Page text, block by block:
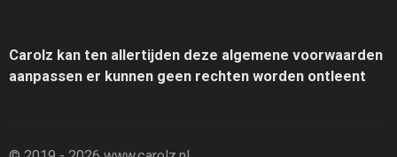
Carolz kan ten allertijden deze algemene voorwaarden
aanpassen er kunnen geen rechten worden ontleent